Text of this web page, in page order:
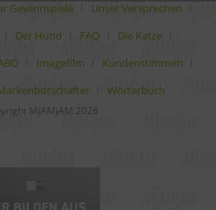
Gewinnspiele
Unser Versprechen
Der Hund FAQ
Die Katze
Imagefilm
Kundenstimmen
Wörterbuch
MjAMjAM 2026